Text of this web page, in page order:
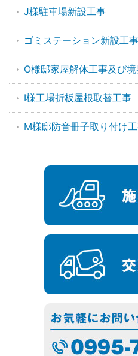
J様駐車場新設工事
ゴミステーション新設工事
O様邸家屋解体工事及び
I様工場折板屋根取替工事
M様邸防音冊子取り付け